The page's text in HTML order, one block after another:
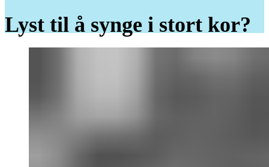
Lyst til å synge i stort kor?